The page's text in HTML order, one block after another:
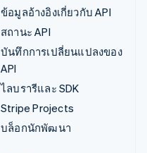
ข้อมูลอ้างอิงเกี่ยวกับ API
สถานะ API
บันทึกการเปลี่ยนแปลงของ
API
ไลบรารีและ SDK
Stripe Projects
บล็อกนักพัฒนา